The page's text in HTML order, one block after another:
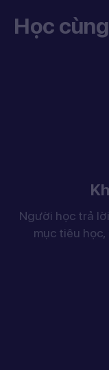
Học
Người học trả
mục tiêu